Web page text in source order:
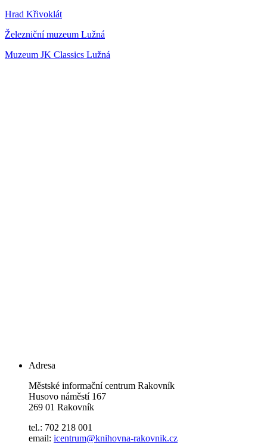
Hrad Křivoklát
Železniční muzeum Lužná
Muzeum JK Classics Lužná
Adresa
Městské informační centrum Rakovník
Husovo náměstí 167
269 01 Rakovník
tel.: 702 218 001
email: icentrum@knihovna-rakovnik.cz